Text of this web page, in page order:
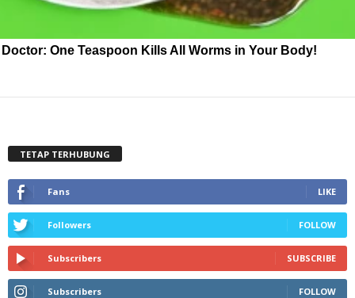
Doctor: One Teaspoon Kills All Worms in Your Body!
TETAP TERHUBUNG
Fans LIKE
Followers FOLLOW
Subscribers SUBSCRIBE
Subscribers FOLLOW